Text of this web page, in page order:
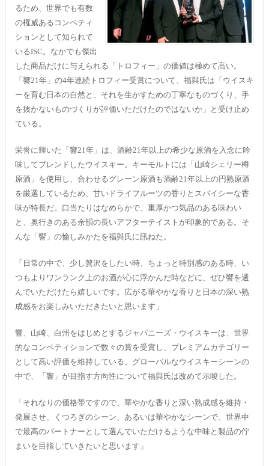
るため、世界でも有数
の権威あるコンペティ
ションとして知られて
いるISC。なかでも傑出
した商品だけに与えられる「トロフィー」の価値は極めて高い。
「響21年」の4年連続トロフィー受賞について、福與氏は「ウイスキ
ーを育む日本の自然と、それを生かすための丁寧なものづくり、手
を抜かないものづくりが評価いただけたのではないか」と受け止め
ている。
栄誉に輝いた「響21年」は、酒齢21年以上の希少な原酒を入念に吟
味してブレンドしたウイスキー。キーモルトには「山崎シェリー樽
原酒」を使用し、合わせるグレーン原酒も酒齢21年以上の円熟原酒
を厳選しているため、甘いドライフルーツの香りとスパイシーな香
味が特長だ。口当たりはなめらかで、重厚かつ気品のある味わい
と、奥行きのある余韻の長いアフターテイストが印象的である。そ
んな「響」の愉しみかたを福與氏に訊ねた。
「日常の中で、少し贅沢をしたい時、ちょっと特別感のある時、い
つもよりワンランク上のお酒が心に浮かんだ時などに、ぜひ響を選
んでいただけたら嬉しいです。広がる華やかな香りと日本の深い熟
成感をお楽しみいただきたいと思います」
響、山崎、白州をはじめとするジャパニーズ・ウイスキーは、世界
的なコンペティションで数々の賞を受賞し、プレミアムカテゴリー
として高い評価を維持している。グローバルなウイスキーシーンの
中で、「響」が目指す方向性について福與氏は改めて示唆した。
「それなりの価格帯ですので、華やかな香りと深い熟成感を維持・
発展させ、くつろぎのシーン、あるいは華やかなシーンで、世界中
で最高のパートナーとして選んでいただけるような中味と製品の佇
まいを目指していきたいと思います」